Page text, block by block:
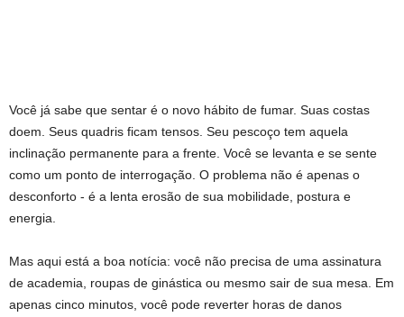
Você já sabe que sentar é o novo hábito de fumar. Suas costas
doem. Seus quadris ficam tensos. Seu pescoço tem aquela
inclinação permanente para a frente. Você se levanta e se sente
como um ponto de interrogação. O problema não é apenas o
desconforto - é a lenta erosão de sua mobilidade, postura e
energia.
Mas aqui está a boa notícia: você não precisa de uma assinatura
de academia, roupas de ginástica ou mesmo sair de sua mesa. Em
apenas cinco minutos, você pode reverter horas de danos